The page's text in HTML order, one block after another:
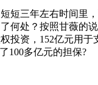
短三年左右时间里
了何处？按照甘薇的说
权投资，152亿元用
100多亿元的担保?